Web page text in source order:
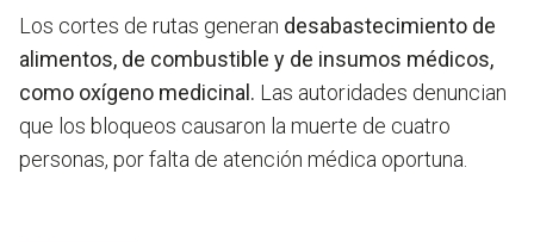
Los cortes de rutas generan desabastecimiento de
alimentos, de combustible y de insumos médicos,
como oxígeno medicinal. Las autoridades denuncian
que los bloqueos causaron la muerte de cuatro
personas, por falta de atención médica oportuna.